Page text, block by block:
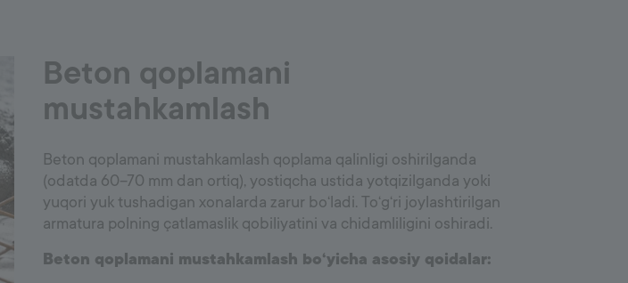
Beton qoplamani
mustahkamlash
Beton qoplamani mustahkamlash qoplama qalinligi oshirilganda
(odatda 60–70 mm dan ortiq), yostiqcha ustida yotqizilganda yoki
yuqori yuk tushadigan xonalarda zarur bo‘ladi. To‘g‘ri joylashtirilgan
armatura polning çatlamaslik qobiliyatini va chidamliligini oshiradi.
Beton qoplamani mustahkamlash bo‘yicha asosiy qoidalar: